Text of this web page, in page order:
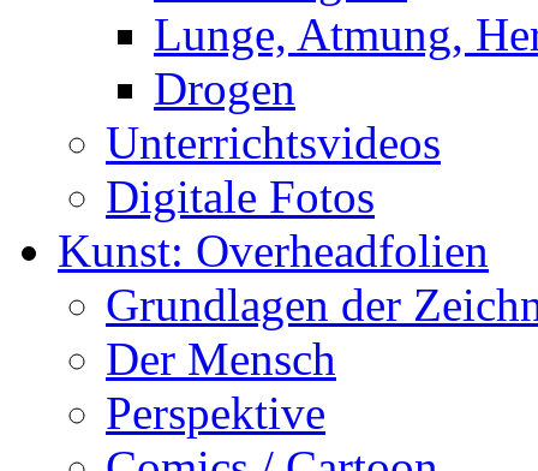
Lunge, Atmung,
Drogen
Unterrichtsvideos
Digitale Fotos
Kunst: Overheadfolien
Grundlagen der
Der Mensch
Perspektive